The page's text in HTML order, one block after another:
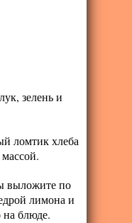
зелень и
ломтик хлеба
выложите по
лимона и
на блюде.